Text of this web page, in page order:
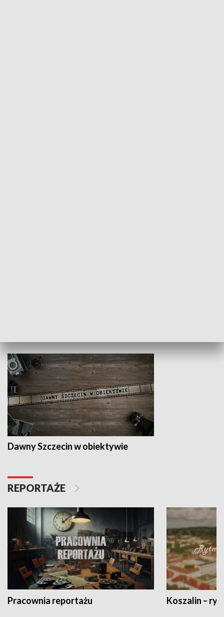
Dawny Szczecin w obiektywie
REPORTAŻE
Pracownia reportażu Koszalin –